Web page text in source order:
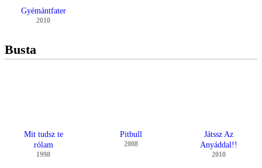
Gyémántfater
2010
Busta
Mit tudsz te
rólam
1998
Pitbull
2008
Játssz Az
Anyáddal!!
2010